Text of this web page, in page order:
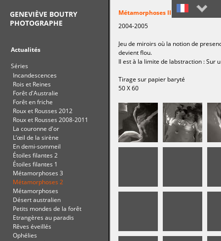
Métamorphoses II
2004-2005
Jeu de miroirs où la notion de
devient flou.
Il est à la limite de labstraction :
Tirage sur papier baryté
50 X 60
GENEVIÈVE BOUTRY
PHOTOGRAPHE
Actualités
Séries
Incandescences
Rois et Reines
Forêt d'Australie
Forêt en friche
Roux et Rousses 2012
Roux et Rousses 2008-2011
La couronne d'or
L’œil de la sirène
En demi-sommeil
Étoiles filantes 2
Étoiles filantes 1
Métamorphoses 3
Métamorphoses 2
Métamorphoses
Désert australien
Petits mondes de la forêt
Etrangères au paradis
Rêves éveillés
Ophélies
English